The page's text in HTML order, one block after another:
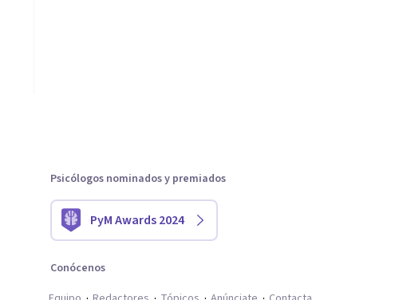
Psicólogos nominados y premiados
PyM Awards 2024
Conócenos